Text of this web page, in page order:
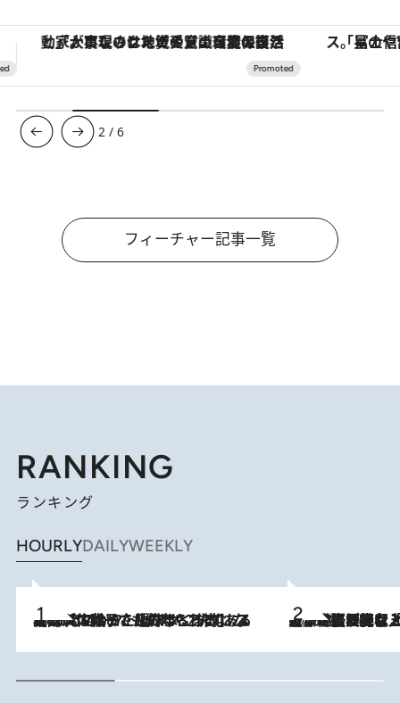
「星のや富士」でデジタルデトックス。冨士信仰の歴史を辿り、心身を調える。 【夏限定ディナーコース】旬を
3 /6
フィーチャー記事一覧
RANKING
ランキング
HOURLYDAILYWEEKLY
2026.8.5
【阿川佐和子さんの年とる力】なぜ70代で始めた趣味は“こんなに楽しい”のか？ ピアノ、俳句…スランプに陥っても続けられる“ある秘訣”とは 2026.8.5
【なぜ吉沢亮は「気配を消せる」のか？】興行収入208億の『国宝』を経て挑むミュージカル『ディア・エヴァン・ハンセン』。トップ俳優が舞台上でさらけ出した“孤独”とは